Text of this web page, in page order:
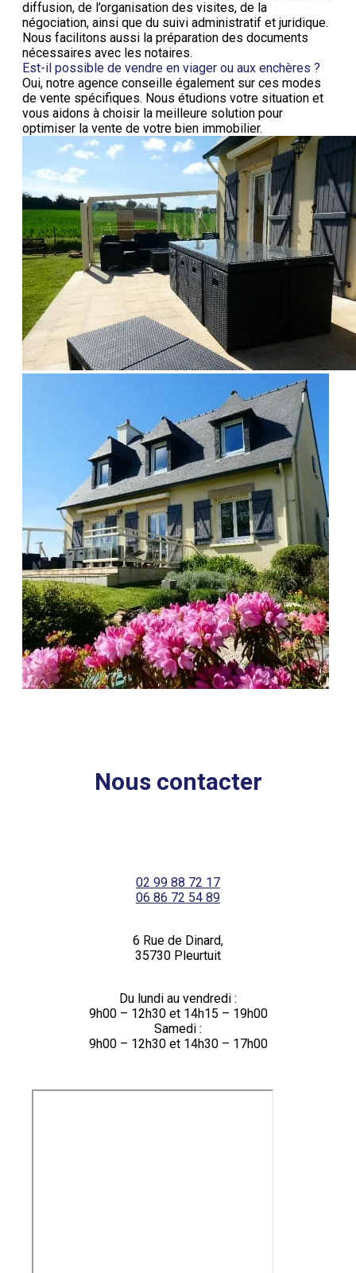
diffusion, de l’organisation des visites, de la
négociation, ainsi que du suivi administratif et juridique.
Nous facilitons aussi la préparation des documents
nécessaires avec les notaires.
Est-il possible de vendre en viager ou aux enchères ?
Oui, notre agence conseille également sur ces modes
de vente spécifiques. Nous étudions votre situation et
vous aidons à choisir la meilleure solution pour
optimiser la vente de votre bien immobilier.
Nous contacter
02 99 88 72 17
06 86 72 54 89
6 Rue de Dinard,
35730 Pleurtuit
Du lundi au vendredi :
9h00 – 12h30 et 14h15 – 19h00
Samedi :
9h00 – 12h30 et 14h30 – 17h00